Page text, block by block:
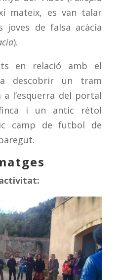
mateix, es van talar
joves de falsa acàcia
).
en relació amb el
descobrir un tram
a l’esquerra del portal
i un antic rètol
camp de futbol de